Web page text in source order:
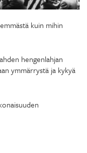
kuin mihin
hengenlahjan
ymmärrystä ja kykyä